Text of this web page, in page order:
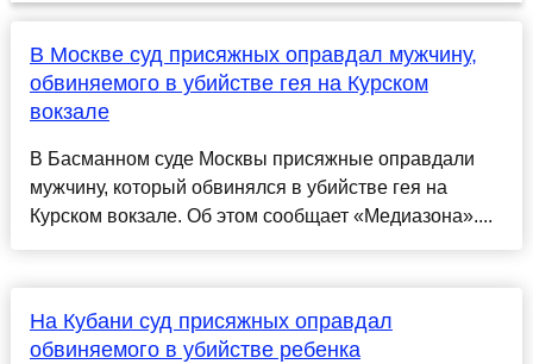
В Москве суд присяжных оправдал мужчину,
обвиняемого в убийстве гея на Курском
вокзале
В Басманном суде Москвы присяжные оправдали
мужчину, который обвинялся в убийстве гея на
Курском вокзале. Об этом сообщает «Медиазона»....
На Кубани суд присяжных оправдал
обвиняемого в убийстве ребенка